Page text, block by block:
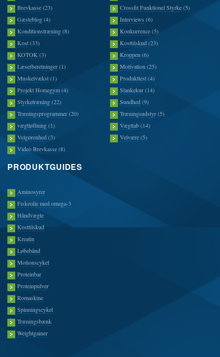
Brevkasse(23) Crossfit Funktionel Styrke(5)
Gæsteblog(4) Interviews (6)
Konditionstræning(8) Konkurrence(5)
Kost(33) Kosttilskud (23)
KOTOK (3) Kroppen (6)
Læserberetninger(1) Motivation (25)
Muskelvækst(1) Produkttest(4)
Projekt Homegym(4) Slankekur(14)
Styrketræning(22) Sundhed (9)
Træningsprogrammer(20) Træningsudstyr(5)
vægtløftning(1) Vægttab(14)
Velgørenhed (3) Velvære(5)
Video Brevkasse(8)
PRODUKTGUIDES
Aminosyrer
Fiskeolie med omega-3
Håndvægte
Kosttilskud
Kreatin
Løbebånd
Motionscykel
Proteinbar
Proteinpulver
Romaskine
Spinningscykel
Træningsbænk
Weightgainer